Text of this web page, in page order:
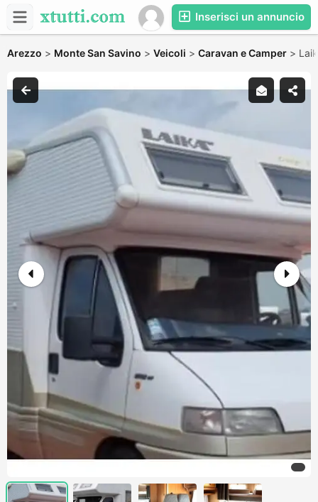
Inserisci un annuncio
Arezzo > Monte San Savino > Veicoli > Caravan e Camper >